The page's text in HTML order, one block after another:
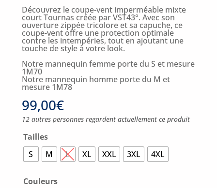
Découvrez le coupe-vent imperméable mixte
court Tournas créée par VST43°. Avec son
ouverture zippée tricolore et sa capuche, ce
coupe-vent offre une protection optimale
contre les intempéries, tout en ajoutant une
touche de style à votre look.
Notre mannequin femme porte du S et mesure
1M70
Notre mannequin homme porte du M et
mesure 1M78
99,00€
12 autres personnes regardent actuellement ce produit
Tailles
S
M L XL XXL 3XL 4XL
Couleurs